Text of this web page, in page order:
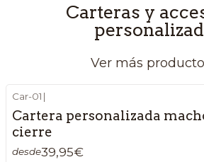
Carteras y
Ver más
Car-01 |
Cartera personalizada
cierre
desde39,95€